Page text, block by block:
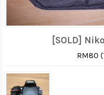
[SOLD]
RM80